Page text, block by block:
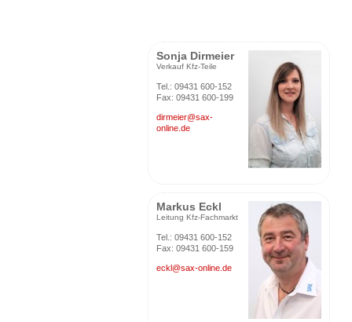
Sonja Dirmeier
Verkauf Kfz-Teile
Tel.: 09431 600-152
Fax: 09431 600-199
dirmeier@sax-
online.de
Markus Eckl
Leitung Kfz-Fachmarkt
Tel.: 09431 600-152
Fax: 09431 600-159
eckl@sax-online.de